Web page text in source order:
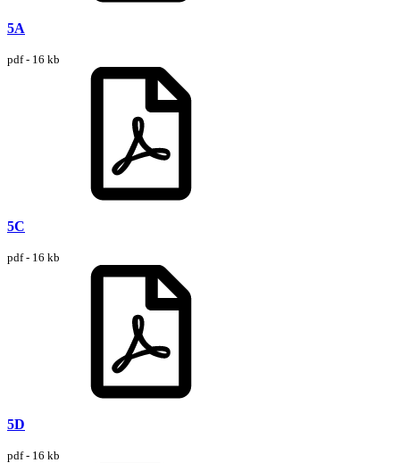
5A
pdf - 16 kb
5C
pdf - 16 kb
5D
pdf - 16 kb